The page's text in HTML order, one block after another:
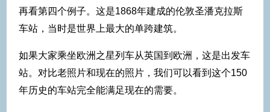
再看第四个例子。这是1868年建成的伦敦圣潘克拉斯
车站，当时是世界上最大的单跨建筑。
如果大家乘坐欧洲之星列车从英国到欧洲，这是出发车
站。对比老照片和现在的照片，我们可以看到这个150
年历史的车站完全能满足现在的需要。